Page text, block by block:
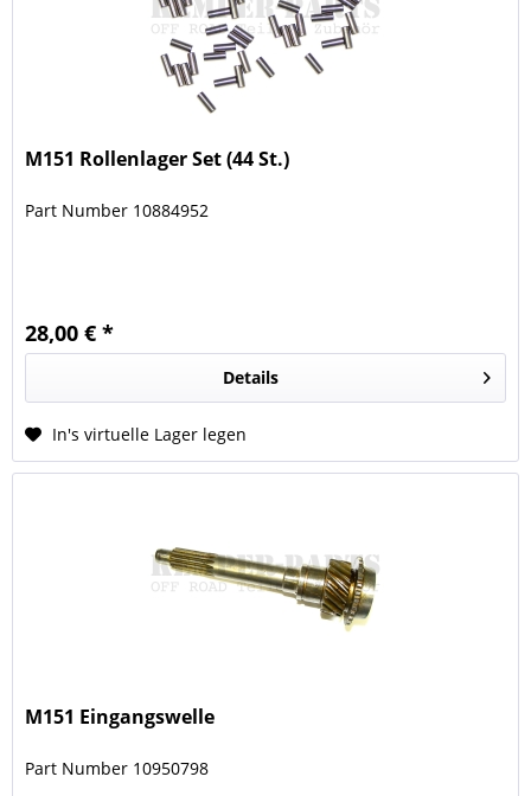
M151 Rollenlager Set (44 St.)
Part Number 10884952
28,00 € *
Details
In's virtuelle Lager legen
M151 Eingangswelle
Part Number 10950798